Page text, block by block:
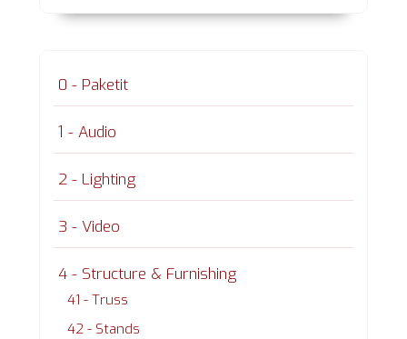
0 - Paketit
1 - Audio
2 - Lighting
3 - Video
4 - Structure & Furnishing
41 - Truss
42 - Stands